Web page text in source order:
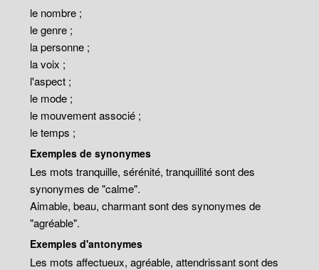
le nombre ;
le genre ;
la personne ;
la voix ;
l'aspect ;
le mode ;
le mouvement associé ;
le temps ;
Exemples de synonymes
Les mots tranquille, sérénité, tranquillité sont des
synonymes de "calme".
Aimable, beau, charmant sont des synonymes de
"agréable".
Exemples d'antonymes
Les mots affectueux, agréable, attendrissant sont des